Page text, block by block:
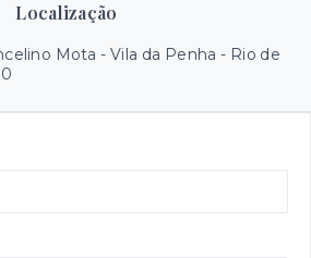
Localização
Mota - Vila da Penha - Rio de